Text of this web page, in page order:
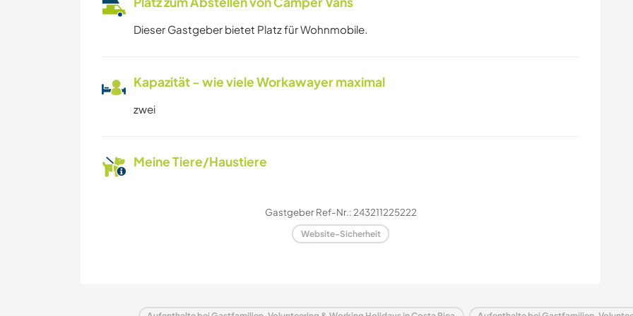
Dieser Gastgeber bietet Platz für Wohnmobile.
Kapazität - wie viele Workawayer maximal
zwei
Meine Tiere/Haustiere
Gastgeber Ref-Nr.: 243211225222
Website-Sicherheit